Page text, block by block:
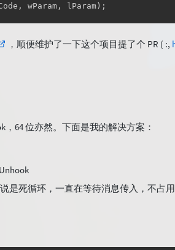
, wParam , lParam) ;
，顺便维护了一下这个项目提了个 PR ( :,
64 位亦然。下面是我的解决方案：
是死循环，一直在等待消息传入，不占